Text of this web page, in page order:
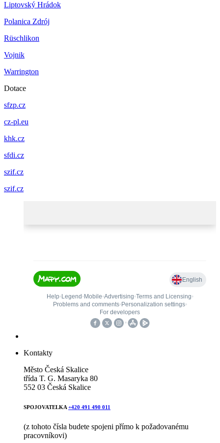
Liptovský Hrádok
Polanica Zdrój
Rüschlikon
Vojnik
Warrington
Dotace
sfzp.cz
cz-pl.eu
khk.cz
sfdi.cz
szif.cz
szif.cz
Kontakty
Město Česká Skalice
třída T. G. Masaryka 80
552 03 Česká Skalice
SPOJOVATELKA +420 491 490 011
(z tohoto čísla budete spojeni přímo k požadovanému
pracovníkovi)